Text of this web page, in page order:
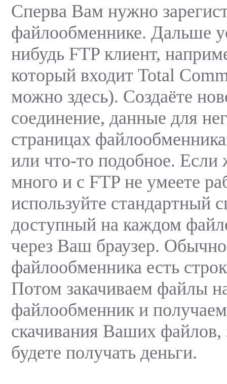
Сперва Вам нужно
файлообменнике. Дальше
нибудь FTP клиент,
который входит Total
можно здесь). Создаёте
соединение, данные для
страницах
или что-то подобное. Если
много и с FTP не умеете
используйте стандартный
доступный на каждом
через Ваш браузер.
файлообменника есть
Потом закачиваем файлы
файлообменник и
скачивания Ваших
будете получать деньги.